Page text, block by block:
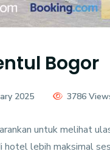
Bogor
2025 3786
untuk melihat
lebih maksimal